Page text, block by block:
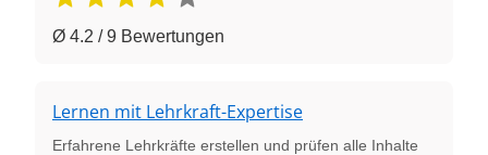
Ø 4.2 / 9 Bewertungen
Lernen mit Lehrkraft-Expertise
Erfahrene Lehrkräfte erstellen und prüfen alle Inhalte